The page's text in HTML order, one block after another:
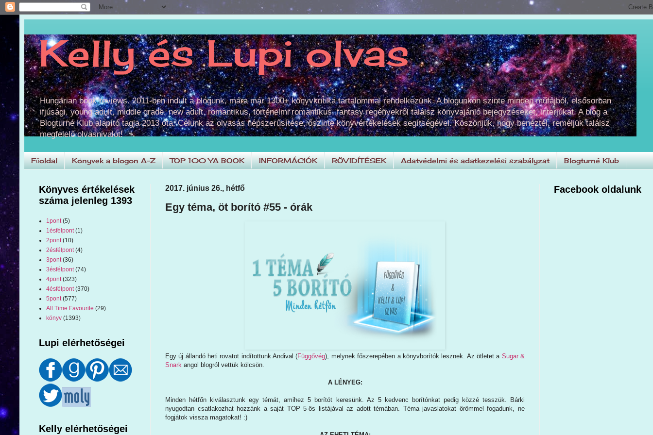
Kelly és Lupi olvas
Hungarian book reviews. 2011-ben indult a blogunk, mára már 1300+ könyvkritika tartalommal rendelkezünk. A blogunkon szinte minden műfajból, elsősorban
ifjúsági, young adult, middle grade, new adult, romantikus, történelmi romantikus, fantasy regényekről találsz könyvajánló bejegyzéseket, interjúkat. A blog a
Blogturné Klub alapító tagja 2013 óta. Célunk az olvasás népszerűsítése, őszinte könyvértékelések segítségével. Köszönjük, hogy benéztél, reméljük találsz
megfelelő olvasnivalót!
Főoldal Könyvek a blogon A-Z TOP 100 YA BOOK INFORMÁCIÓK RÖVIDÍTÉSEK Adatvédelmi és adatkezelési szabályzat Blogturné Klub
2017. június 26., hétfő
Egy téma, öt borító #55 - órák
Egy új állandó heti rovatot indítottunk Andival (Függővég), melynek főszerepében a könyvborítók lesznek. Az ötletet a Sugar &
Snark angol blogról vettük kölcsön.
A LÉNYEG:
Minden hétfőn kiválasztunk egy témát, amihez 5 borítót keresünk. Az 5 kedvenc borítónkat pedig közzé tesszük. Bárki
nyugodtan csatlakozhat hozzánk a saját TOP 5-ös listájával az adott témában. Téma javaslatokat örömmel fogadunk, ne
fogjátok vissza magatokat! :)
Könyves értékelések
száma jelenleg 1393
1pont (5)
1ésfélpont (1)
2pont (10)
2ésfélpont (4)
3pont (36)
3ésfélpont (74)
4pont (323)
4ésfélpont (370)
5pont (577)
All Time Favourite (29)
könyv (1393)
Lupi elérhetőségei
Kelly elérhetőségei
Facebook oldalunk